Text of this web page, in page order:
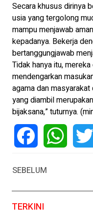
Secara khusus dirinya
usia yang tergolong
mampu menjawab
kepadanya. Bekerja
bertanggungjawab
Tidak hanya itu,
mendengarkan
agama dan
yang diambil
bijaksana,” tuturnya.
SEBELUM
TERKINI